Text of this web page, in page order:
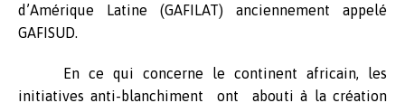
d’Amérique Latine (GAFILAT) anciennement appelé
GAFISUD.
En ce qui concerne le continent africain, les
initiatives anti-blanchiment ont abouti à la création